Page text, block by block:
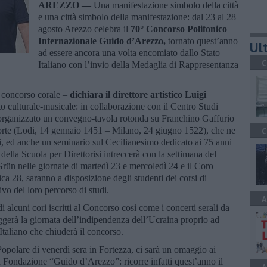
AREZZO — Una manifestazione simbolo della città
e una città simbolo della manifestazione: dal 23 al 28
agosto Arezzo celebra il 70° Concorso Polifonico
Internazionale Guido d’Arezzo, tornato quest’anno
ad essere ancora una volta encomiato dallo Stato
Italiano con l’invio della Medaglia di Rappresentanza
corale – dichiara il direttore artistico Luigi
culturale-musicale: in collaborazione con il Centro Studi
un convegno-tavola rotonda su Franchino Gaffurio
(Lodi, 14 gennaio 1451 – Milano, 24 giugno 1522), che ne
anche un seminario sul Cecilianesimo dedicato ai 75 anni
Scuola per Direttorisi intreccerà con la settimana del
nelle giornate di martedì 23 e mercoledì 24 e il Coro
28, saranno a disposizione degli studenti dei corsi di
del loro percorso di studi.
cori iscritti al Concorso così come i concerti serali da
la giornata dell’indipendenza dell’Ucraina proprio ad
che chiuderà il concorso.
di venerdì sera in Fortezza, ci sarà un omaggio ai
“Guido d’Arezzo”: ricorre infatti quest’anno il